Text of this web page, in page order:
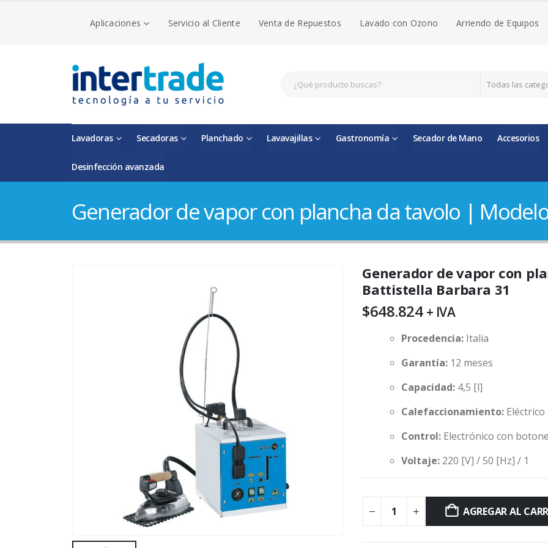
Aplicaciones Servicio al Cliente Venta de Repuestos Lavado con Ozono Arriendo de Equipos
Todas las
Lavadoras Secadoras Planchado Lavavajillas Gastronomía Secador de Mano Accesorios
Desinfección avanzada
Generador de vapor con plancha da tavolo |
Generador de vapor con
Battistella Barbara 31
$648.824 + IVA
Procedencia: Italia
Garantía: 12 meses
Capacidad: 4,5 [l]
Calefaccionamiento: Eléctrico
Control: Electrónico con
Voltaje: 220 [V] / 50 [Hz] / 1
AGREGAR AL